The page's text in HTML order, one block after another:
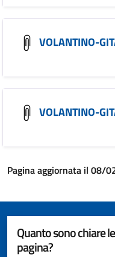
VOLANTINO-
VOLANTINO-
Pagina aggiornata il 08/
Quanto sono chiare
pagina?